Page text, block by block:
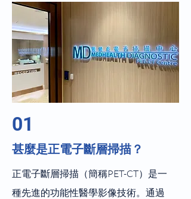
01
甚麼是正電子斷層掃描？
正電子斷層掃描（簡稱PET-CT）是一
種先進的功能性醫學影像技術。通過